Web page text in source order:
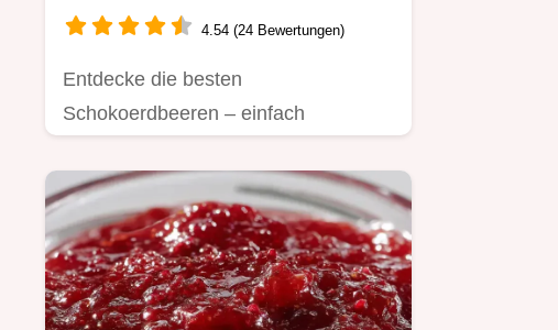
Anlass
4.54 (24 Bewertungen)
Entdecke die besten
Schokoerdbeeren – einfach
einen süßen…